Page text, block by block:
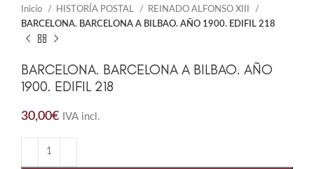
Inicio HISTORÍA POSTAL
REINADO ALFONSO XIII
BARCELONA. BARCELONA A BILBAO. AÑO 1900. EDIFIL 218
BARCELONA. BARCELONA A BILBAO. AÑO
1900. EDIFIL 218
30,00€ IVA incl.